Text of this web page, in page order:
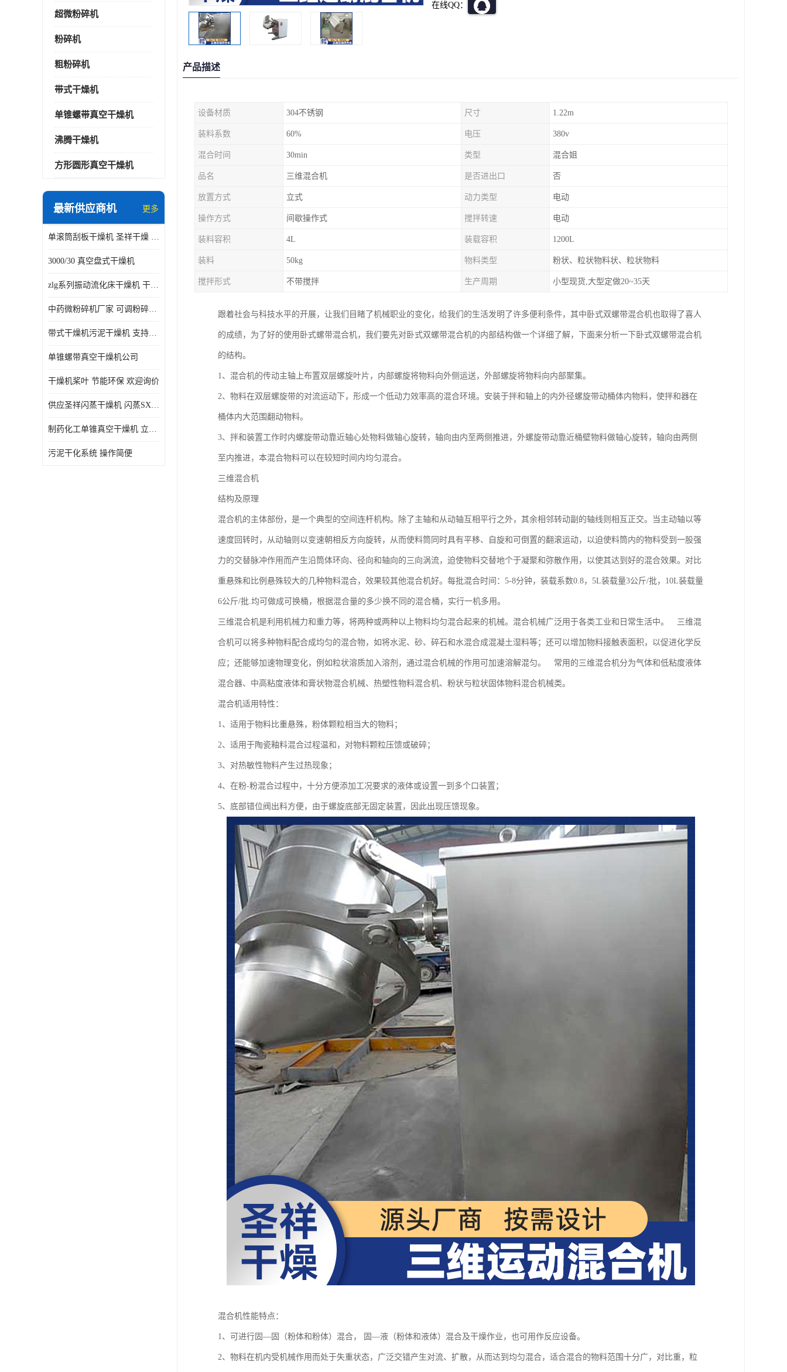
超微粉碎机
粉碎机
粗粉碎机
带式干燥机
单锥螺带真空干燥机
沸腾干燥机
方形圆形真空干燥机
最新供应商机 更多
单滚筒刮板干燥机 圣祥干燥 单辊
3000/30 真空盘式干燥机
zlg系列振动流化床干燥机 干燥速率 粉体干燥
中药微粉碎机厂家 可调粉碎粒度
带式干燥机污泥干燥机 支持定制 价格优惠
单锥螺带真空干燥机公司
干燥机桨叶 节能环保 欢迎询价
供应圣祥闪蒸干燥机 闪蒸SXG-16型干燥机
制药化工单锥真空干燥机 立式锥形螺带搅拌式真空烘干机
污泥干化系统 操作简便
在线QQ：
产品描述
设备材质 304不锈钢 尺寸 1.22m
装料系数 60% 电压 380v
混合时间 30min 类型 混合姐
品名 三维混合机 是否进出口 否
放置方式 立式 动力类型 电动
操作方式 间歇操作式 搅拌转速 电动
装料容积 4L 装载容积 1200L
装料 50kg 物料类型 粉状、粒状物料状、粒状物料
搅拌形式 不带搅拌 生产周期 小型现货,大型定做20~35天
跟着社会与科技水平的开展，让我们目睹了机械职业的变化，给我们的生活发明了许多便利条件，其中卧式双螺带混合机也取得了喜人
的成绩，为了好的使用卧式螺带混合机，我们要先对卧式双螺带混合机的内部结构做一个详细了解，下面来分析一下卧式双螺带混合机
的结构。
1、混合机的传动主轴上布置双层螺旋叶片，内部螺旋将物料向外侧运送，外部螺旋将物料向内部聚集。
2、物料在双层螺旋带的对流运动下，形成一个低动力效率高的混合环境。安装于拌和轴上的内外径螺旋带动桶体内物料，使拌和器在
桶体内大范围翻动物料。
3、拌和装置工作时内螺旋带动靠近轴心处物料做轴心旋转，轴向由内至两侧推进，外螺旋带动靠近桶壁物料做轴心旋转，轴向由两侧
至内推进，本混合物料可以在较短时间内均匀混合。
三维混合机
结构及原理
混合机的主体部份，是一个典型的空间连杆机构。除了主轴和从动轴互相平行之外，其余相邻转动副的轴线则相互正交。当主动轴以等
速度回转时，从动轴则以变速朝相反方向旋转，从而使料筒同时具有平移、自旋和可倒置的翻滚运动，以迫使料筒内的物料受到一股强
力的交替脉冲作用而产生沿筒体环向、径向和轴向的三向涡流，迫使物料交替地个于凝聚和弥散作用，以使其达到好的混合效果。对比
重悬殊和比例悬殊较大的几种物料混合，效果较其他混合机好。每批混合时间：5-8分钟，装载系数0.8，5L装载量3公斤/批，10L装载量
6公斤/批.均可做成可换桶，根据混合量的多少换不同的混合桶，实行一机多用。
三维混合机是利用机械力和重力等，将两种或两种以上物料均匀混合起来的机械。混合机械广泛用于各类工业和日常生活中。 三维混
合机可以将多种物料配合成均匀的混合物，如将水泥、砂、碎石和水混合成混凝土湿料等；还可以增加物料接触表面积，以促进化学反
应；还能够加速物理变化，例如粒状溶质加入溶剂，通过混合机械的作用可加速溶解混匀。 常用的三维混合机分为气体和低粘度液体
混合器、中高粘度液体和膏状物混合机械、热塑性物料混合机、粉状与粒状固体物料混合机械类。
混合机适用特性：
1、适用于物料比重悬殊，粉体颗粒相当大的物料；
2、适用于陶瓷釉料混合过程温和，对物料颗粒压馈或破碎；
3、对热敏性物料产生过热现象；
4、在粉-粉混合过程中，十分方便添加工况要求的液体或设置一到多个口装置；
5、底部错位阀出料方便，由于螺旋底部无固定装置，因此出现压馈现象。
混合机性能特点：
1、可进行固—固（粉体和粉体）混合， 固—液（粉体和液体）混合及干燥作业，也可用作反应设备。
2、物料在机内受机械作用而处于失重状态，广泛交错产生对流、扩散，从而达到均匀混合，适合混合的物料范围十分广，对比重，粒